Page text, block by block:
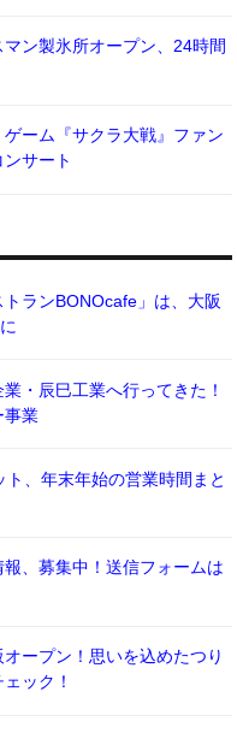
ン製氷所オープン、24時間
ーム『サクラ大戦』ファン
サート
ランBONOcafe」は、大阪
・辰巳工業へ行ってきた！
事業
、年末年始の営業時間まと
、募集中！送信フォームは
ープン！思いを込めたつり
ック！